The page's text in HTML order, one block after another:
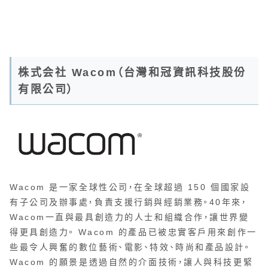
株式会社 Wacom（台灣和冠資訊科技股份
有限公司）
Wacom 是一家全球性公司，在全球超過 150 個國家設
有子公司及辦事處，負責支援行銷與經銷業務。40年來，
Wacom一直與最具創造力的人士和組織合作，讓世界變
得更具創造力。 Wacom 的產品已被忠實客戶用來創作一
些最令人興奮的數位藝術、電影、特效、時尚和產品設計。
Wacom 的願景是透過自然的介面技術，讓人與科技更緊